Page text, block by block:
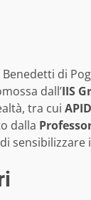
Benedetti di
dall’IIS
tra cui
dalla